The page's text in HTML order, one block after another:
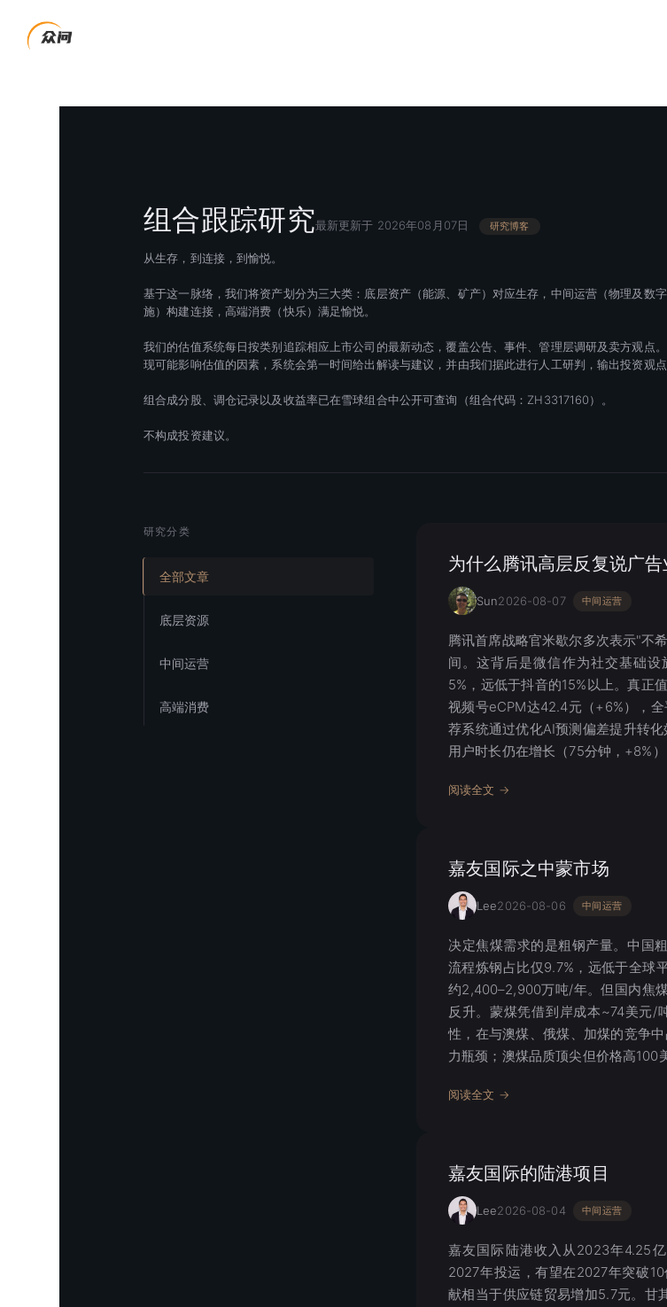
组合跟踪研究最新更新于 2026年08月07日 研究博客
从生存，到连接，到愉悦。
基于这一脉络，我们将资产划分为三大类：底层资产（能源、矿产）对应生存，中间运营（物理及数
施）构建连接，高端消费（快乐）满足愉悦。
我们的估值系统每日按类别追踪相应上市公司的最新动态，覆盖公告、事件、管理层调研及卖方观点
现可能影响估值的因素，系统会第一时间给出解读与建议，并由我们据此进行人工研判，输出投资观点
组合成分股、调仓记录以及收益率已在雪球组合中公开可查询（组合代码：ZH3317160）。
不构成投资建议。
研究分类
全部文章
底层资源
中间运营
高端消费
为什么腾讯高层反复说广
Sun2026-08-07 中间运营
腾讯首席战略官米歇尔多次表示"不
间。这背后是微信作为社交基础
5%，远低于抖音的15%以上。真
视频号eCPM达42.4元（+6%），
荐系统通过优化AI预测偏差提升转
用户时长仍在增长（75分钟，+8%
阅读全文 →
嘉友国际之中蒙市场
Lee2026-08-06 中间运营
决定焦煤需求的是粗钢产量。中国
流程炼钢占比仅9.7%，远低于全球
约2,400–2,900万吨/年。但国内焦
反升。蒙煤凭借到岸成本~74美元/
性，在与澳煤、俄煤、加煤的竞争
力瓶颈；澳煤品质顶尖但价格高100
阅读全文 →
嘉友国际的陆港项目
Lee2026-08-04 中间运营
嘉友国际陆港收入从2023年4.25
2027年投运，有望在2027年突破
献相当于供应链贸易增加5.7元。甘